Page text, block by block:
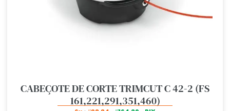
CABEÇOTE DE CORTE TRIMCUT C 42-2 (FS
161,221,291,351,460)